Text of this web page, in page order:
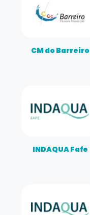
CM do Barreiro
INDAQUA Fafe